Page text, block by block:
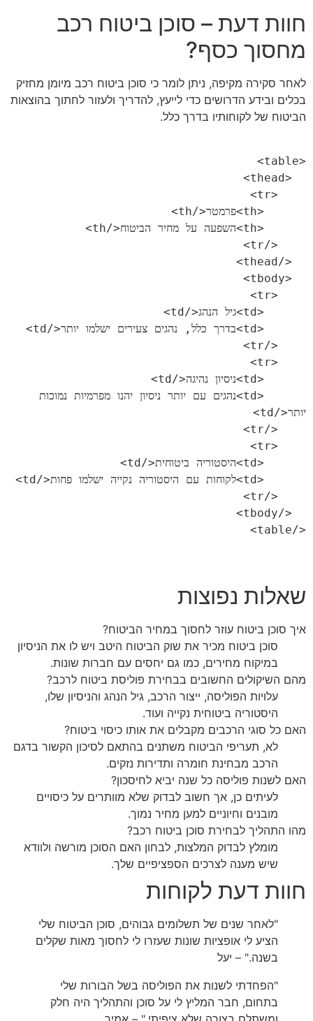
חוות דעת – סוכן ביטוח רכב
מחסוך כסף?
לאחר סקירה מקיפה, ניתן לומר כי סוכן ביטוח רכב מיומן מחזיק
בכלים ובידע הדרושים כדי לייעץ, להדריך ולעזור לחתוך בהוצאות
הביטוח של לקוחותיו בדרך כלל.
שאלות נפוצות
איך סוכן ביטוח עוזר לחסוך במחיר הביטוח?
סוכן ביטוח מכיר את שוק הביטוח היטב ויש לו את הניסיון
במיקוח מחירים, כמו גם יחסים עם חברות שונות.
מהם השיקולים החשובים בבחירת פוליסת ביטוח לרכב?
עלויות הפוליסה, ייצור הרכב, גיל הנהג והניסיון שלו,
היסטוריה ביטוחית נקייה ועוד.
האם כל סוגי הרכבים מקבלים את אותו כיסוי ביטוח?
לא, תעריפי הביטוח משתנים בהתאם לסיכון הקשור בדגם
הרכב מבחינת חומרה ותדירות נזקים.
האם לשנות פוליסה כל שנה יביא לחיסכון?
לעיתים כן, אך חשוב לבדוק שלא מוותרים על כיסויים
מובנים וחיוניים למען מחיר נמוך.
מהו התהליך לבחירת סוכן ביטוח רכב?
מומלץ לבדוק המלצות, לבחון האם הסוכן מורשה ולוודא
שיש מענה לצרכים הספציפיים שלך.
חוות דעת לקוחות
"לאחר שנים של תשלומים גבוהים, סוכן הביטוח שלי
הציע לי אופציות שונות שעזרו לי לחסוך מאות שקלים
בשנה." – יעל
"הפחדתי לשנות את הפוליסה בשל הבורות שלי
בתחום, חבר המליץ לי על סוכן והתהליך היה חלק